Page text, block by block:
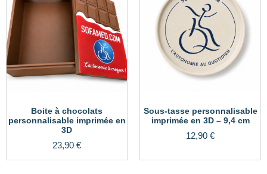
Boite à chocolats
personnalisable imprimée en
3D
23,90 €
Sous-tasse personnalisable
imprimée en 3D – 9,4 cm
12,90 €